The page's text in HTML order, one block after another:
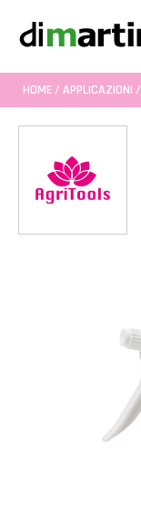
HOME/ APPLICAZIONI /